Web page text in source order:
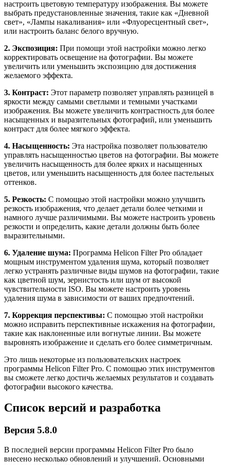
настроить цветовую температуру изображения. Вы можете
выбрать предустановленные значения, такие как «Дневной
свет», «Лампы накаливания» или «Флуоресцентный свет»,
или настроить баланс белого вручную.
2. Экспозиция: При помощи этой настройки можно легко
корректировать освещение на фотографии. Вы можете
увеличить или уменьшить экспозицию для достижения
желаемого эффекта.
3. Контраст: Этот параметр позволяет управлять разницей в
яркости между самыми светлыми и темными участками
изображения. Вы можете увеличить контрастность для более
насыщенных и выразительных фотографий, или уменьшить
контраст для более мягкого эффекта.
4. Насыщенность: Эта настройка позволяет пользователю
управлять насыщенностью цветов на фотографии. Вы можете
увеличить насыщенность для более ярких и насыщенных
цветов, или уменьшить насыщенность для более пастельных
оттенков.
5. Резкость: С помощью этой настройки можно улучшить
резкость изображения, что делает детали более четкими и
намного лучше различимыми. Вы можете настроить уровень
резкости и определить, какие детали должны быть более
выразительными.
6. Удаление шума: Программа Helicon Filter Pro обладает
мощным инструментом удаления шума, который позволяет
легко устранять различные виды шумов на фотографии, такие
как цветной шум, зернистость или шум от высокой
чувствительности ISO. Вы можете настроить уровень
удаления шума в зависимости от ваших предпочтений.
7. Коррекция перспективы: С помощью этой настройки
можно исправить перспективные искажения на фотографии,
такие как наклоненные или вогнутые линии. Вы можете
выровнять изображение и сделать его более симметричным.
Это лишь некоторые из пользовательских настроек
программы Helicon Filter Pro. С помощью этих инструментов
вы сможете легко достичь желаемых результатов и создавать
фотографии высокого качества.
Список версий и разработка
Версия 5.8.0
В последней версии программы Helicon Filter Pro было
внесено несколько обновлений и улучшений. Основными